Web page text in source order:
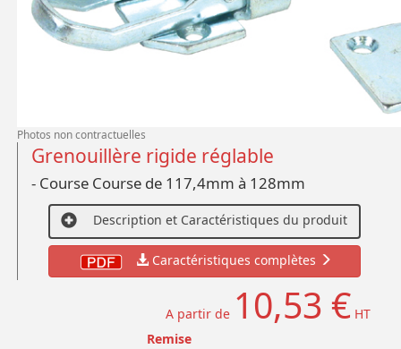
Photos non contractuelles
Grenouillère rigide réglable
- Course Course de 117,4mm à 128mm
Description et Caractéristiques du produit
Caractéristiques complètes
A partir de 10,53 € HT
Remise